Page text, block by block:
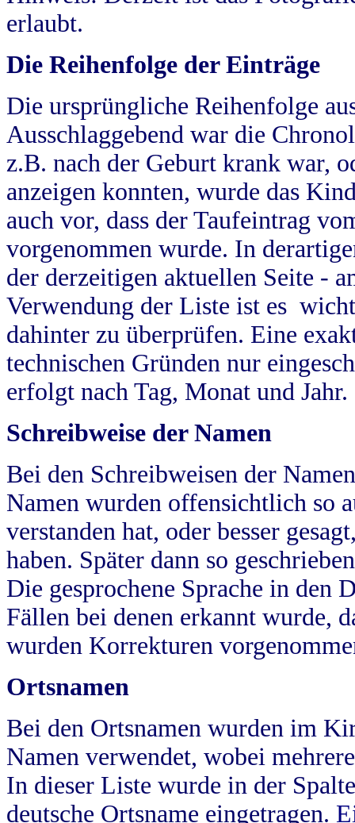
erlaubt.
Die Reihenfolge der Einträge
Die ursprüngliche Reihenfolge
Ausschlaggebend war die
z.B. nach der Geburt krank war,
anzeigen konnten, wurde das
auch vor, dass der Taufeintrag
vorgenommen wurde. In
der derzeitigen aktuellen Seite -
Verwendung der Liste ist es
dahinter zu überprüfen. Eine
technischen Gründen nur
erfolgt nach Tag, Monat und Jahr.
Schreibweise der Namen
Bei den Schreibweisen der
Namen wurden offensichtlich so
verstanden hat, oder besser
haben. Später dann so
Die gesprochene Sprache in
Fällen bei denen erkannt wurde,
wurden Korrekturen
Ortsnamen
Bei den Ortsnamen wurden im
Namen verwendet, wobei
In dieser Liste wurde in der
deutsche Ortsname eingetragen.